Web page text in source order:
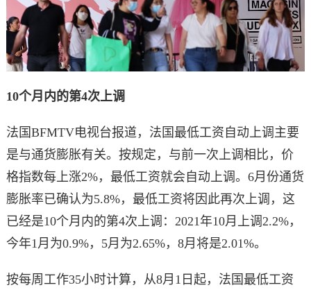
10个月内的第4次上调
法国BFMTV电视台报道，法国最低工资自动上调主要
是与通货膨胀有关。按规定，与前一次上调相比，价
格指数每上涨2%，最低工资就会自动上调。6月份通货
膨胀率已确认为5.8%，最低工资将因此再次上调，这
已经是10个月内的第4次上调：2021年10月上调2.2%，
今年1月为0.9%，5月为2.65%，8月将是2.01%。
按每周工作35小时计算，从8月1日起，法国最低工资